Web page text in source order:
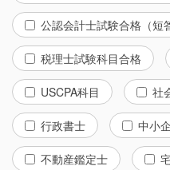
公認会計士試験合格（短
税理士試験科目合格
USCPA科目 社
行政書士 中小
不動産鑑定士